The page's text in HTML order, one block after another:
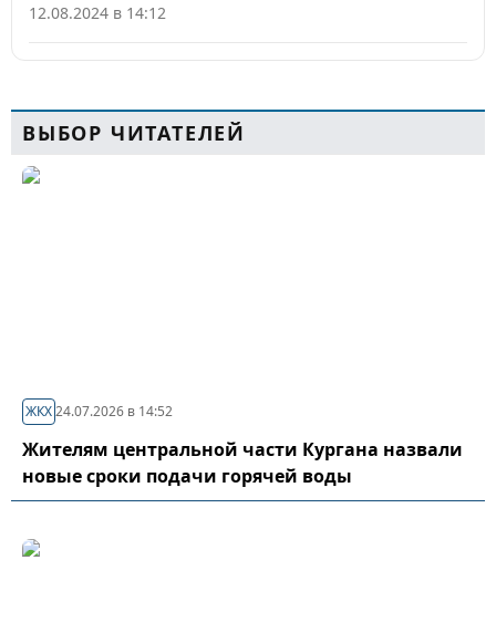
12.08.2024 в 14:12
ВЫБОР ЧИТАТЕЛЕЙ
ЖКХ24.07.2026 в 14:52
Жителям центральной части Кургана назвали
новые сроки подачи горячей воды